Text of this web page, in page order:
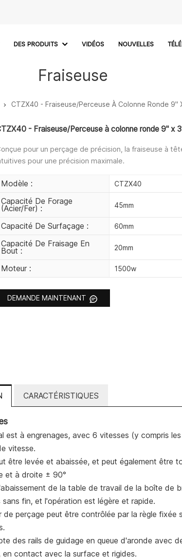
DES PRODUITS VIDÉOS NOUVELLES
Fraiseuse
CTZX40 - Fraiseuse/Perceuse À Colonne Ronde 9"
- Fraiseuse/Perceuse à colonne ronde 9" x
pour un perçage de précision, la fraiseuse à
pour une précision maximale.
Modèle : CTZX40
Capacité De Forage
(acier/fer) : 45mm
Capacité De Surfaçage : 60mm
Capacité De Fraisage En
Bout : 20mm
Moteur : 1500w
DEMANDE MAINTENANT
CARACTÉRISTIQUES
est à engrenages, avec 6 vitesses (y compris
vitesse.
être levée et abaissée, et peut également être
et à droite ± 90°
de la table de travail de la boîte de
sans fin, et l'opération est légère et rapide.
de perçage peut être contrôlée par la règle
des rails de guidage en queue d'aronde avec
en contact avec la surface et rigides.